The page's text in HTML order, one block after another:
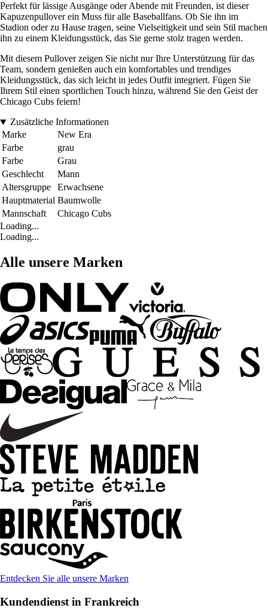
Perfekt für lässige Ausgänge oder Abende mit Freunden, ist dieser
Kapuzenpullover ein Muss für alle Baseballfans. Ob Sie ihn im
Stadion oder zu Hause tragen, seine Vielseitigkeit und sein Stil machen
ihn zu einem Kleidungsstück, das Sie gerne stolz tragen werden.
Mit diesem Pullover zeigen Sie nicht nur Ihre Unterstützung für das
Team, sondern genießen auch ein komfortables und trendiges
Kleidungsstück, das sich leicht in jedes Outfit integriert. Fügen Sie
Ihrem Stil einen sportlichen Touch hinzu, während Sie den Geist der
Chicago Cubs feiern!
Zusätzliche Informationen
Marke
New Era
Farbe
grau
Farbe
Grau
Geschlecht
Mann
Altersgruppe
Erwachsene
Hauptmaterial Baumwolle
Mannschaft
Chicago Cubs
Loading...
Loading...
Alle unsere Marken
Entdecken Sie alle unsere Marken
Kundendienst in Frankreich